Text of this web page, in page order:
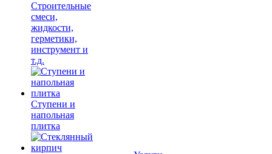
Строительные
смеси,
жидкости,
герметики,
инструмент и
т.д.
Ступени и
напольная
плитка